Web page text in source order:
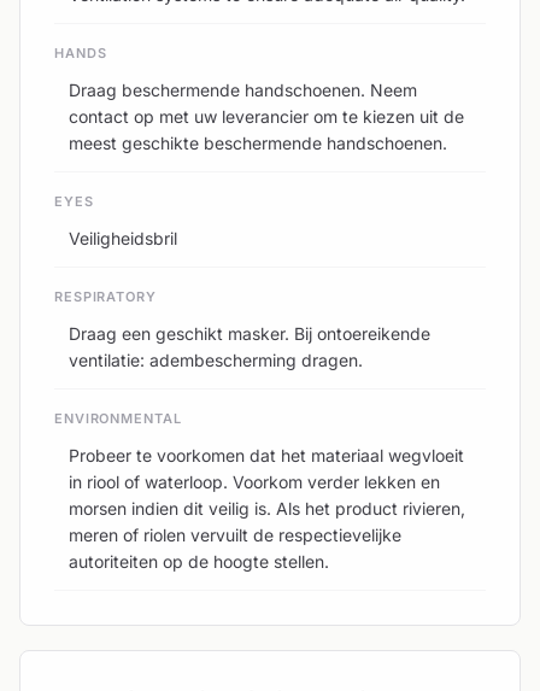
HANDS
Draag beschermende handschoenen. Neem
contact op met uw leverancier om te kiezen uit de
meest geschikte beschermende handschoenen.
EYES
Veiligheidsbril
RESPIRATORY
Draag een geschikt masker. Bij ontoereikende
ventilatie: adembescherming dragen.
ENVIRONMENTAL
Probeer te voorkomen dat het materiaal wegvloeit
in riool of waterloop. Voorkom verder lekken en
morsen indien dit veilig is. Als het product rivieren,
meren of riolen vervuilt de respectievelijke
autoriteiten op de hoogte stellen.